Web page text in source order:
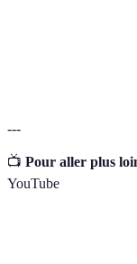
---
📺 Pour aller plus
YouTube